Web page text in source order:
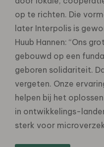
op te richten. Die
later Interpolis is
Huub Hannen: “Ons
gebouwd op een
geboren solidariteit.
vergeten. Onze
helpen bij het
in ontwikkelings-
sterk voor